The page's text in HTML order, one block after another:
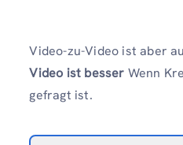
Video-zu-Video ist aber
Video ist besser Wenn
gefragt ist.